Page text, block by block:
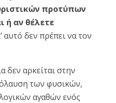
προτύπων
ή αν θέλετε
αυτό δεν πρέπει να τον
δεν αρκείται στην
των φυσικών,
αγαθών ενός